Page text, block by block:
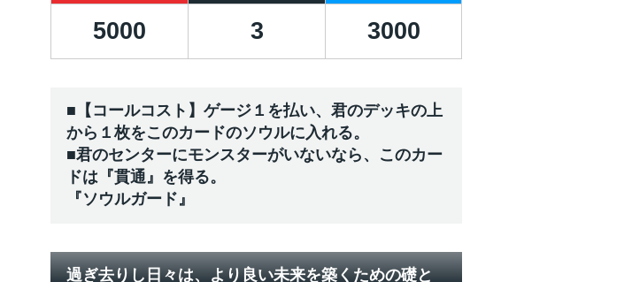
5000 3 3000
■【コールコスト】ゲージ１を払い、君のデッキの上
から１枚をこのカードのソウルに入れる。
■君のセンターにモンスターがいないなら、このカー
ドは『貫通』を得る。
『ソウルガード』
過ぎ去りし日々は、より良い未来を築くための礎と